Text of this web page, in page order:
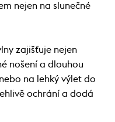
nejen na slunečné
zajišťuje nejen
nošení a dlouhou
na lehký výlet do
ochrání a dodá